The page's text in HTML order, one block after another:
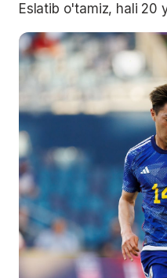
Eslatib o'tamiz, hali 20